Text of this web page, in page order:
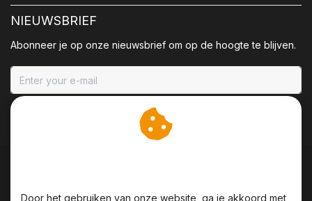
NIEUWSBRIEF
Abonneer je op onze nieuwsbrief om op de hoogte te blijven.
Door het gebruiken van onze website, ga je akkoord met